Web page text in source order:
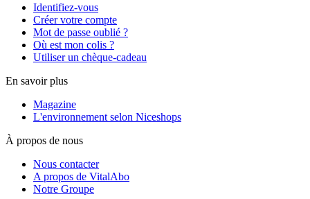
Identifiez-vous
Créer votre compte
Mot de passe oublié ?
Où est mon colis ?
Utiliser un chèque-cadeau
En savoir plus
Magazine
L'environnement selon Niceshops
À propos de nous
Nous contacter
A propos de VitalAbo
Notre Groupe